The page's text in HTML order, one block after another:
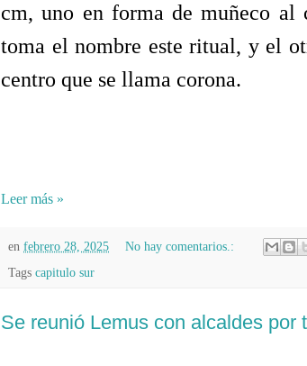
cm, uno en forma de muñeco
toma el nombre este ritual, y el
centro que se llama corona.
Leer más »
en febrero 28, 2025
No hay comentarios.:
Tags capitulo sur
Se reunió Lemus con alcaldes por